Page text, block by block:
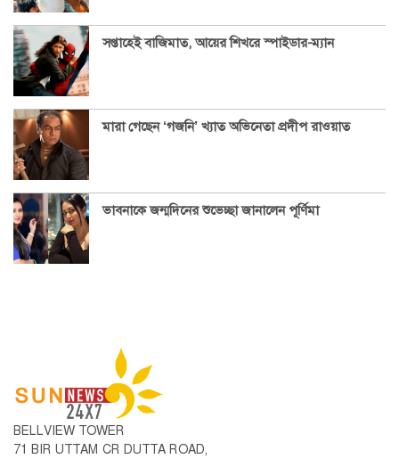
সপ্তাহেই বাজিমাত, আয়ের শিখরে স্পাইডার-ম্যান
মারা গেছেন ‘গজনি’ খ্যাত অভিনেতা প্রদীপ রাওয়াত
ভাবনাকে জন্মদিনের শুভেচ্ছা জানালেন পূর্ণিমা
BELLVIEW TOWER
71 BIR UTTAM CR DUTTA ROAD,